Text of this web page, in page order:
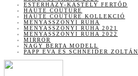
ESTERHÁZY-KASTÉLY FERTŐD
HAUTE COUTURE
HAUTE COUTURE KOLLEKCIÓ
MENYASSZONYI RUHA
MENYASSZONYI RUHA 2021
MENYASSZONYI RUHA 2022
MIRROR
NAGY BERTA MODELL
PAPP ÉVA ÉS SCHNEIDER ZOLTÁN